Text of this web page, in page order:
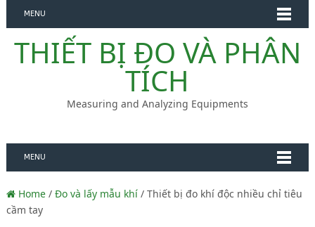
MENU
THIẾT BỊ ĐO VÀ PHÂN
TÍCH
Measuring and Analyzing Equipments
MENU
Home/ Đo và lấy mẫu khí/ Thiết bị đo khí độc nhiều chỉ tiêu
cầm tay